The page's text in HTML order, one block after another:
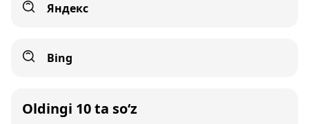
Яндекс
Bing
Oldingi 10 ta so‘z